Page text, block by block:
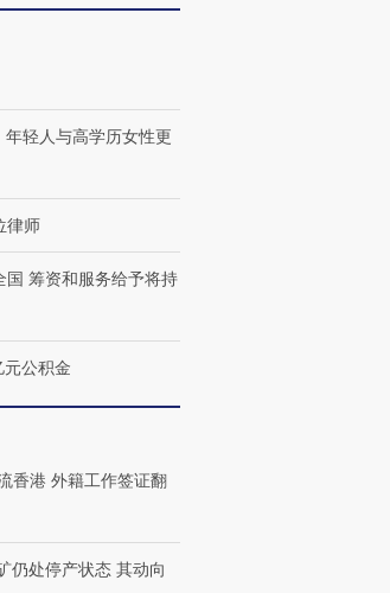
【商旅对话】华住集团
年轻人与高学历女性更
律师
国 筹资和服务给予将持
元公积金
香港 外籍工作签证翻
仍处停产状态 其动向